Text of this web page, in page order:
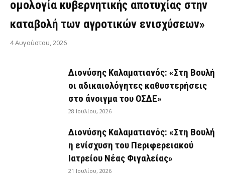
ομολογία κυβερνητικής αποτυχίας στην
καταβολή των αγροτικών ενισχύσεων»
4 Αυγούστου, 2026
Διονύσης Καλαματιανός: «Στη Βουλή
οι αδικαιολόγητες καθυστερήσεις
στο άνοιγμα του ΟΣΔΕ»
28 Ιουλίου, 2026
Διονύσης Καλαματιανός: «Στη Βουλή
η ενίσχυση του Περιφερειακού
Ιατρείου Νέας Φιγαλείας»
21 Ιουλίου, 2026